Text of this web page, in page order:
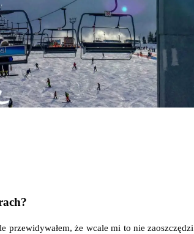
prze­wi­dy­wa­łem, że wca­le mi to nie